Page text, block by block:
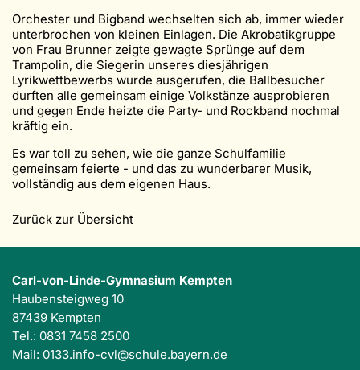
Orchester und Bigband wechselten sich ab, immer wieder
unterbrochen von kleinen Einlagen. Die Akrobatikgruppe
von Frau Brunner zeigte gewagte Sprünge auf dem
Trampolin, die Siegerin unseres diesjährigen
Lyrikwettbewerbs wurde ausgerufen, die Ballbesucher
durften alle gemeinsam einige Volkstänze ausprobieren
und gegen Ende heizte die Party- und Rockband nochmal
kräftig ein.
Es war toll zu sehen, wie die ganze Schulfamilie
gemeinsam feierte - und das zu wunderbarer Musik,
vollständig aus dem eigenen Haus.
Zurück zur Übersicht
Carl-von-Linde-Gymnasium Kempten
Haubensteigweg 10
87439 Kempten
Tel.: 0831 7458 2500
Mail: 0133.info-cvl@schule.bayern.de